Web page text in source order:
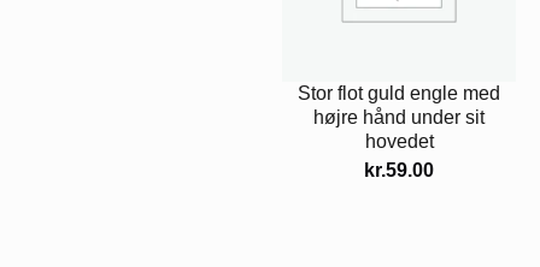
Stor flot guld engle med
højre hånd under sit
hovedet
kr.59.00